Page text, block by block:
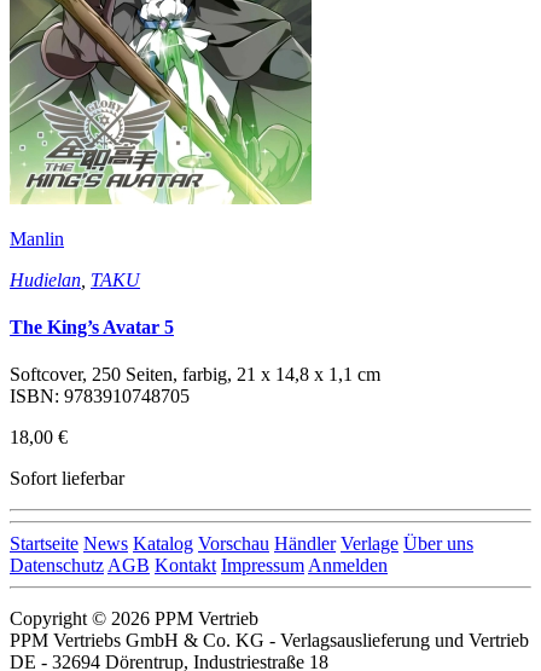
Manlin
Hudielan TAKU
The King’s Avatar 5
Softcover, 250 Seiten, farbig, 21 x 14,8 x 1,1 cm
ISBN: 9783910748705
18,00 €
Sofort lieferbar
Startseite News Katalog Vorschau Händler Verlage Über uns
Datenschutz AGB Kontakt Impressum Anmelden
Copyright © 2026 PPM Vertrieb
PPM Vertriebs GmbH & Co. KG - Verlagsauslieferung und Vertrieb
DE - 32694 Dörentrup, Industriestraße 18